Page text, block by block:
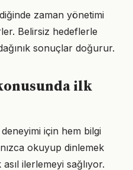
zaman yönetimi
Belirsiz hedeflerle
sonuçlar doğurur.
ilk
için hem bilgi
okuyup dinlemek
ilerlemeyi sağlıyor.